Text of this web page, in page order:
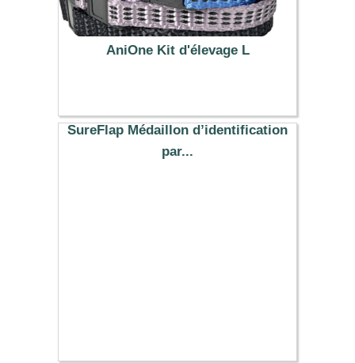
AniOne Kit d'élevage L
8.99 €
SureFlap Médaillon d’identification
par...